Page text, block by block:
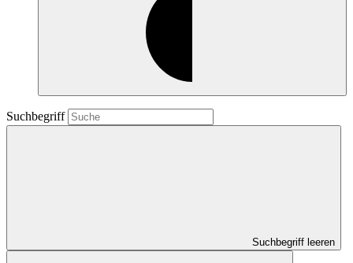
Suchbegriff
Suchbegriff leeren